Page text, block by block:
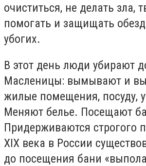
очиститься, не делать зла,
помогать и защищать
убогих.
В этот день люди убирают
Масленицы: вымывают и
жилые помещения, посуду,
Меняют белье. Посещают
Придерживаются строгого
XIX века в России
до посещения бани